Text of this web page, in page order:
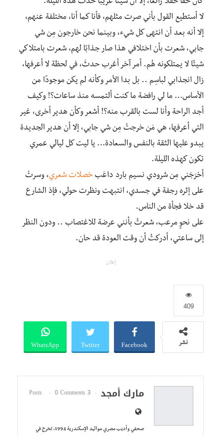
لا أستطيع القول بأني صرت مثلهم، فأنا كما أنا، مختلفة عنهم،
إلا أنه بعد أن انتهى كل شيء، وبينما نحن خارجون مِن شي
جابي، شعرت بأن اختلافي هذا صار جذابًا لهم، شعرت بامتلاكي
شيئًا لا يمتلكونه هُم. أمر آخر أغرب حدثَ، في لحظة لا أعرفها،
زال انجذابي لباسِم .. بل بدا الأمر وكأنه لم يكن موجودًا من
الأساس… ما لي رافضة ما كنت ألتمسه منذ ساعات؟! وكيف
أجد الراحة وأنا لست بالقرب منه؟! أشعر وكأن هدير أخرى، غير
التي أعرفها، هي مَن خرجتْ مِن شي جابي، إلا أن هدير الجديدة
يبدو عليها الثقة بالنفس والسعادة… يا ليت كل ليالي عمري
تكون كهذه الليلة.
أخرَجَني مِن شرودي نسيم بارد داعَب خصلات شعري، وسرتْ
على إثره رجفة في جسدي، انتبهت ونظرت حولي، فإذ الشارع
قد خلا فجأة من الناس.
على نحوٍ مرعب، شعرتُ بأنني عرضة للاغتصاب .. ودون النظر
إلى ساعتي، أدركتُ أن وقت العودة قد حان.
إعلان
409
نشر Facebook
Twitter
WhatsApp
مارك أمجد 3 Posts
0 Comments
صحفي وأديب مصري مواليد الإسكندرية 1994، تخرج في